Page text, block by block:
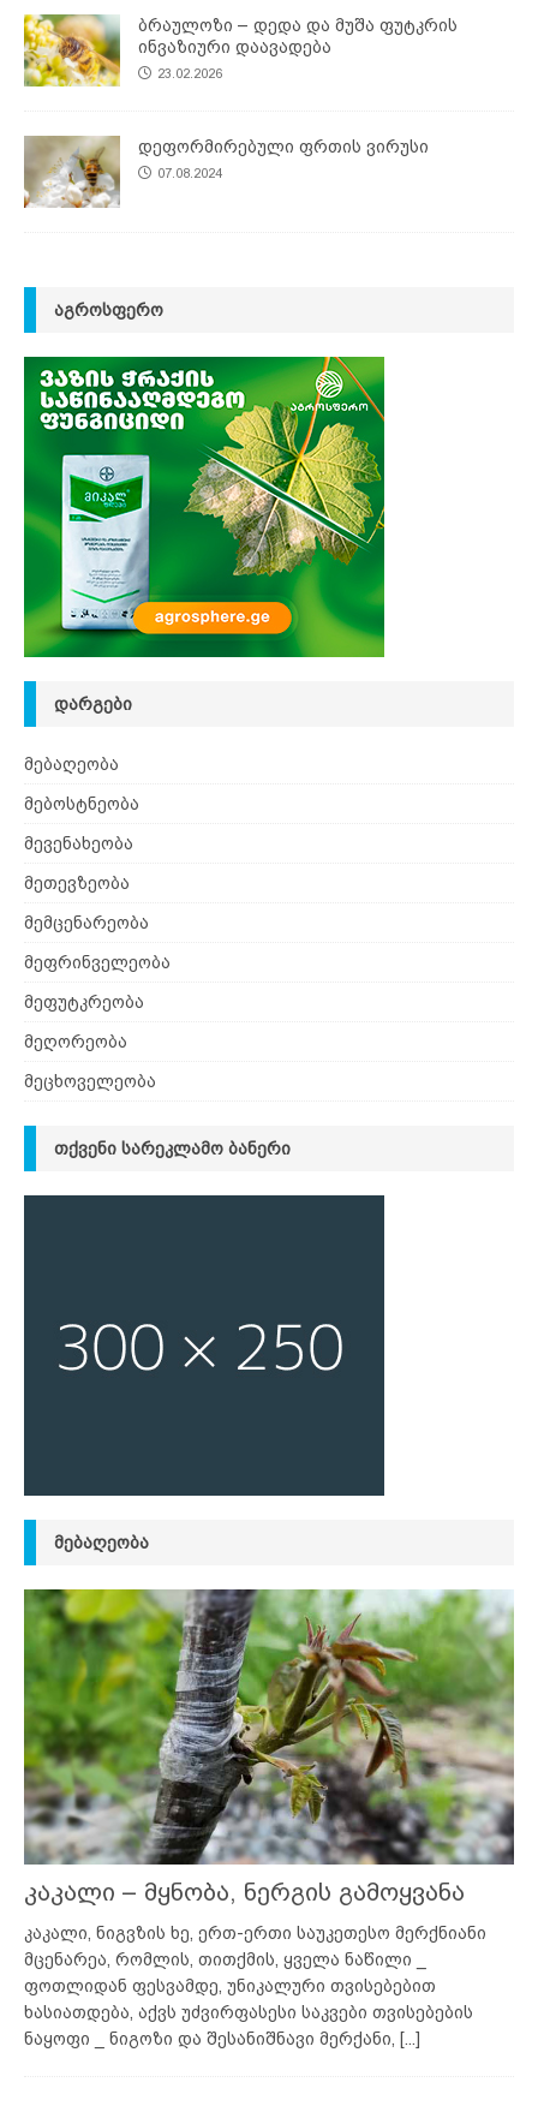
ბრაულოზი – დედა და მუშა ფუტკრის
ინვაზიური დაავადება
23.02.2026
დეფორმირებული ფრთის ვირუსი
07.08.2024
ᲐᲒᲠᲝᲡᲤᲔᲠᲝ
ᲓᲐᲠᲒᲔᲑᲘ
მებაღეობა
მებოსტნეობა
მევენახეობა
მეთევზეობა
მემცენარეობა
მეფრინველეობა
მეფუტკრეობა
მეღორეობა
მეცხოველეობა
ᲗᲥᲕᲔᲜᲘ ᲡᲐᲠᲔᲙᲚᲐᲛᲝ ᲑᲐᲜᲔᲠᲘ
ᲛᲔᲑᲐᲦᲔᲝᲑᲐ
კაკალი – მყნობა, ნერგის გამოყვანა
კაკალი, ნიგვზის ხე, ერთ-ერთი საუკეთესო მერქნიანი
მცენარეა, რომლის, თითქმის, ყველა ნაწილი _
ფოთლიდან ფესვამდე, უნიკალური თვისებებით
ხასიათდება, აქვს უძვირფასესი საკვები თვისებების
ნაყოფი _ ნიგოზი და შესანიშნავი მერქანი,
[...]